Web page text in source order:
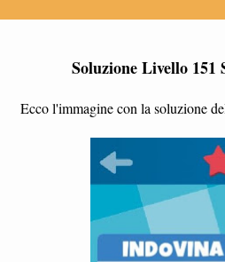
Soluzione Livello
Ecco l'immagine con la soluzione